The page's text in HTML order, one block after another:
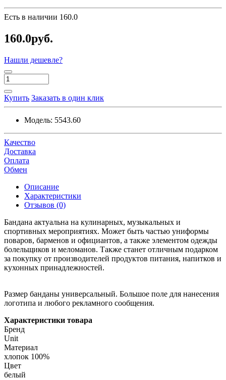
Есть в наличии 160.0
160.0руб.
Нашли дешевле?
Купить Заказать в один клик
Модель: 5543.60
Качество
Доставка
Оплата
Обмен
Описание
Характеристики
Отзывов (0)
Бандана актуальна на кулинарных, музыкальных и
спортивных мероприятиях. Может быть частью униформы
поваров, барменов и официантов, а также элементом одежды
болельщиков и меломанов. Также станет отличным подарком
за покупку от производителей продуктов питания, напитков и
кухонных принадлежностей.
Размер банданы универсальный. Большое поле для нанесения
логотипа и любого рекламного сообщения.
Характеристики товара
Бренд
Unit
Материал
хлопок 100%
Цвет
белый